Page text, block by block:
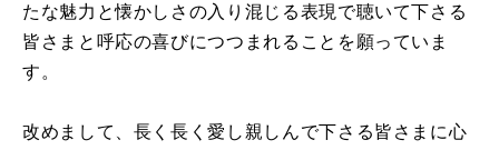
たな魅力と懐かしさの入り混じる表現で聴いて下さる
皆さまと呼応の喜びにつつまれることを願っていま
す。
改めまして、長く長く愛し親しんで下さる皆さまに心